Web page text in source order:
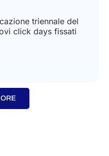
triennale del
click days fissati